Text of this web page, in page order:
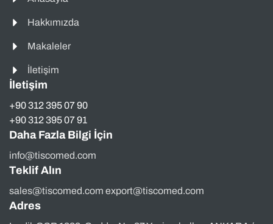
Hakkımızda
Makaleler
İletişim
İletişim
+90 312 395 07 90
+90 312 395 07 91
Daha Fazla Bilgi İçin
info@tiscomed.com
Teklif Alın
sales@tiscomed.com export@tiscomed.com
Adres